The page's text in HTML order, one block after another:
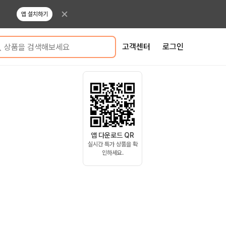
앱 설치하기
상품을 검색해보세요 고객센터 로그인
앱 다운로드 QR
실시간 특가 상품을 확
인하세요.